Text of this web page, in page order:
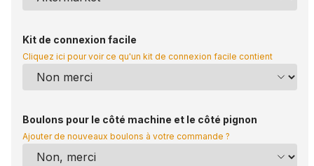
Kit de connexion facile
Cliquez ici pour voir ce qu'un kit de connexion facile contient
Boulons pour le côté machine et le côté pignon
Ajouter de nouveaux boulons à votre commande ?